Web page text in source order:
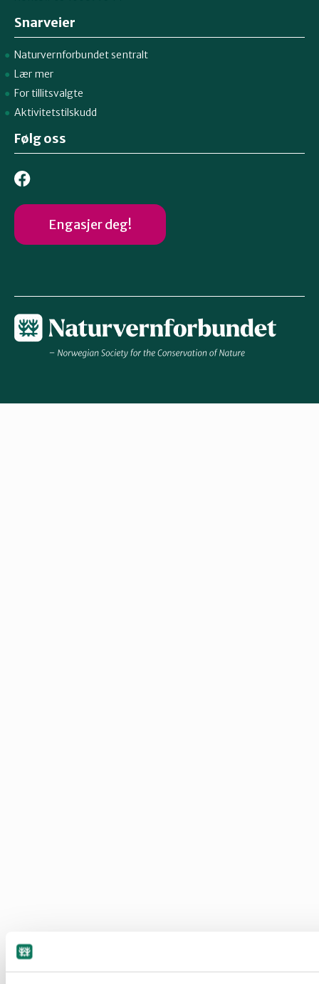
Snarveier
Naturvernforbundet sentralt
Lær mer
For tillitsvalgte
Aktivitetstilskudd
Følg oss
Engasjer deg!